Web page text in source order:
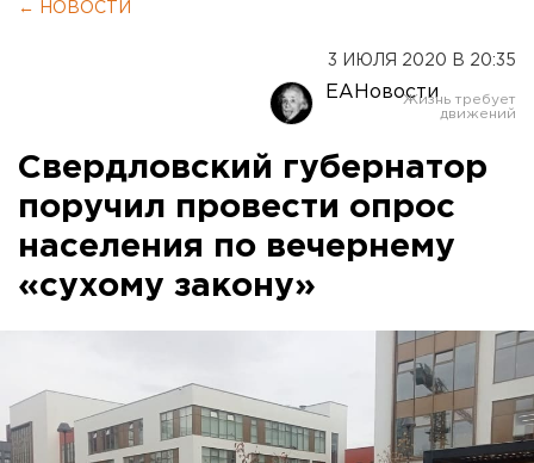
← НОВОСТИ
3 ИЮЛЯ 2020 В 20:35
ЕАНовости
Свердловский губернатор
поручил провести опрос
населения по вечернему
«сухому закону»